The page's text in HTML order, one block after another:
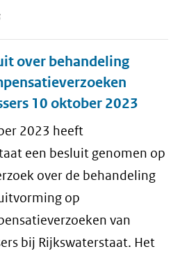
over behandeling
10 oktober 2023
2023 heeft
een besluit genomen op
over de behandeling
op
van
bij Rijkswaterstaat. Het